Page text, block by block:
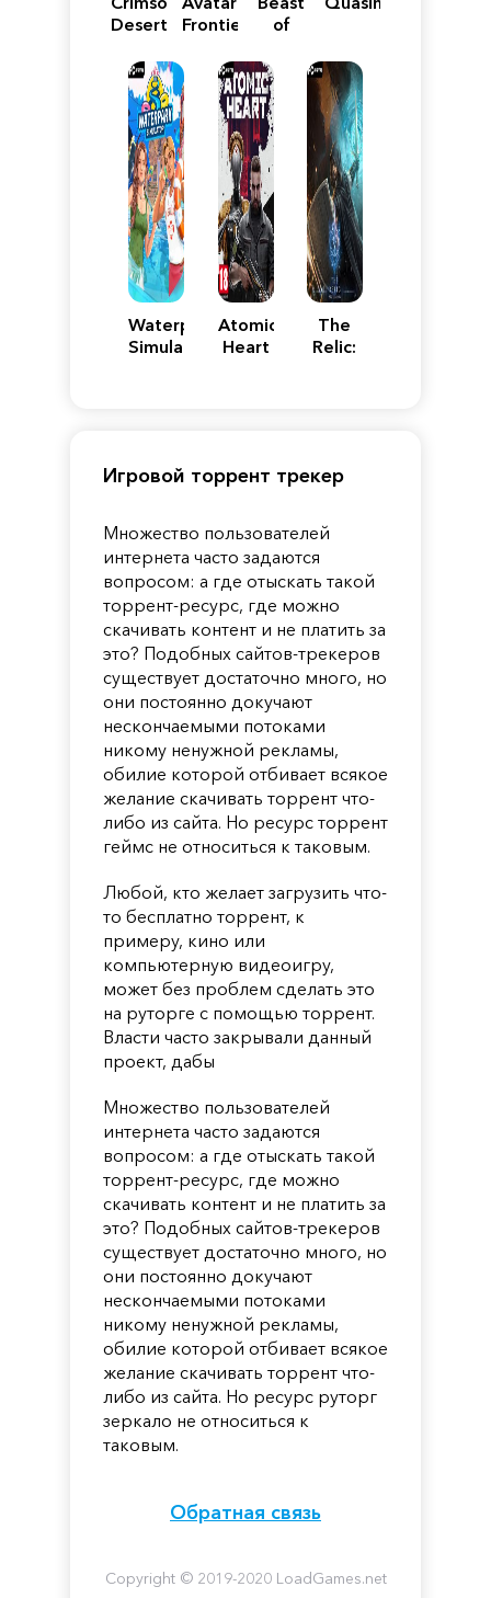
Desert
Frontiers
Pandora
of
Waterpark
Simulator
Atomic
Heart
The
Relic:
Игровой торрент трекер
Множество пользователей
интернета часто задаются
вопросом: а где отыскать такой
торрент-ресурс, где можно
скачивать контент и не платить за
это? Подобных сайтов-трекеров
существует достаточно много, но
они постоянно докучают
нескончаемыми потоками
никому ненужной рекламы,
обилие которой отбивает всякое
желание скачивать торрент что-
либо из сайта. Но ресурс торрент
геймс не относиться к таковым.
Любой, кто желает загрузить что-
то бесплатно торрент, к
примеру, кино или
компьютерную видеоигру,
может без проблем сделать это
на руторге с помощью торрент.
Власти часто закрывали данный
проект, дабы
Множество пользователей
интернета часто задаются
вопросом: а где отыскать такой
торрент-ресурс, где можно
скачивать контент и не платить за
это? Подобных сайтов-трекеров
существует достаточно много, но
они постоянно докучают
нескончаемыми потоками
никому ненужной рекламы,
обилие которой отбивает всякое
желание скачивать торрент что-
либо из сайта. Но ресурс руторг
зеркало не относиться к
таковым.
Обратная связь
Copyright © 2019-2020 LoadGames.net